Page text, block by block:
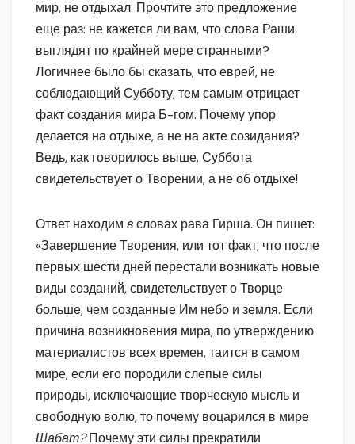
мир, не отдыхал. Прочтите это предложение
еще раз: не кажется ли вам, что слова Раши
выглядят по крайней мере странными?
Логичнее было бы сказать, что еврей, не
соблюдающий Субботу, тем самым отрицает
факт создания мира Б-гом. Почему упор
делается на отдыхе, а не на акте созидания?
Ведь, как говорилось выше. Суббота
свидетельствует о Творении, а не об отдыхе!
Ответ находим всловах рава Гирша. Он пишет:
«Завершение Творения, или тот факт, что после
первых шести дней перестали возникать новые
виды созданий, свидетельствует о Творце
больше, чем созданные Им небо и земля. Если
причина возникновения мира, по утверждению
материалистов всех времен, таится в самом
мире, если его породили слепые силы
природы, исключающие творческую мысль и
свободную волю, то почему воцарился в мире
Шабат?Почему эти силы прекратили